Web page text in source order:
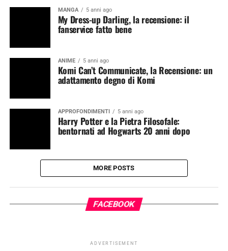
MANGA 5 anni ago
My Dress-up Darling, la recensione: il
fanservice fatto bene
ANIME 5 anni ago
Komi Can’t Communicate, la Recensione: un
adattamento degno di Komi
APPROFONDIMENTI 5 anni ago
Harry Potter e la Pietra Filosofale:
bentornati ad Hogwarts 20 anni dopo
MORE POSTS
FACEBOOK
ADVERTISEMENT